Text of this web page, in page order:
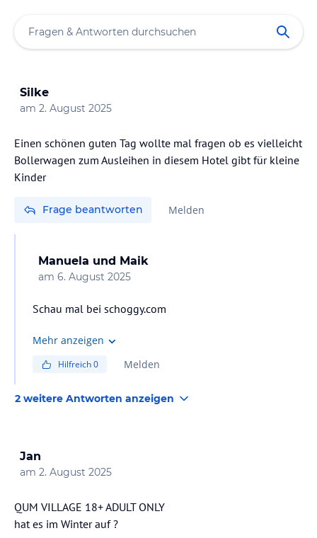
Silke
am 2. August 2025
Einen schönen guten Tag wollte mal fragen ob es vielleicht
Bollerwagen zum Ausleihen in diesem Hotel gibt für kleine
Kinder
Frage beantworten Melden
Manuela und Maik
am 6. August 2025
Schau mal bei schoggy.com
Mehr anzeigen
Hilfreich0 Melden
2 weitere Antworten anzeigen
Jan
am 2. August 2025
QUM VILLAGE 18+ ADULT ONLY
hat es im Winter auf ?